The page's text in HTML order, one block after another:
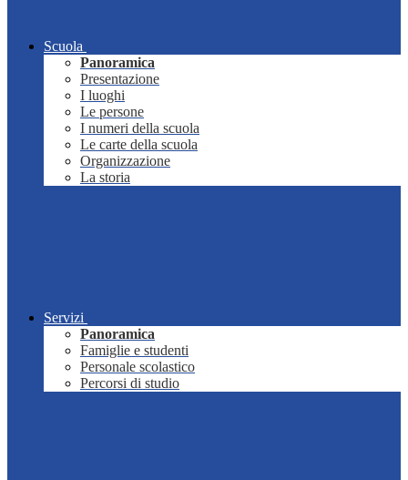
Scuola
Panoramica
Presentazione
I luoghi
Le persone
I numeri della scuola
Le carte della scuola
Organizzazione
La storia
Servizi
Panoramica
Famiglie e studenti
Personale scolastico
Percorsi di studio